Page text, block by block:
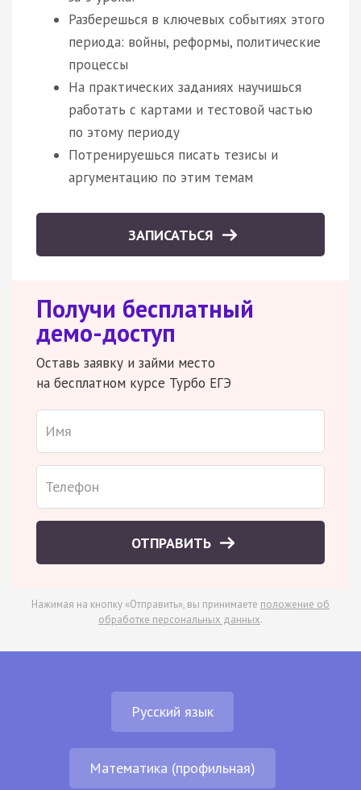
Разберешься в ключевых событиях этого
периода: войны, реформы, политические
процессы
На практических заданиях научишься
работать с картами и тестовой частью
по этому периоду
Потренируешься писать тезисы и
аргументацию по этим темам
ЗАПИСАТЬСЯ
Получи бесплатный
демо-доступ
Оставь заявку и займи место
на бесплатном курсе Турбо ЕГЭ
ОТПРАВИТЬ
Нажимая на кнопку «Отправить», вы принимаете положение об
обработке персональных данных.
Русский язык
Математика (профильная)